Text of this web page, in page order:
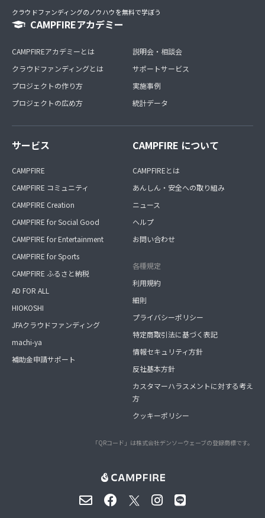
クラウドファンディングのノウハウを無料で学ぼう
CAMPFIREアカデミー
CAMPFIREアカデミーとは
クラウドファンディングとは
プロジェクトの作り方
プロジェクトの広め方
説明会・相談会
サポートサービス
実施事例
統計データ
サービス
CAMPFIRE
CAMPFIRE コミュニティ
CAMPFIRE Creation
CAMPFIRE for Social Good
CAMPFIRE for Entertainment
CAMPFIRE for Sports
CAMPFIRE ふるさと納税
AD FOR ALL
HIOKOSHI
JFAクラウドファンディング
machi-ya
補助金申請サポート
CAMPFIRE について
CAMPFIREとは
あんしん・安全への取り組み
ニュース
ヘルプ
お問い合わせ
各種規定
利用規約
細則
プライバシーポリシー
特定商取引法に基づく表記
情報セキュリティ方針
反社基本方針
カスタマーハラスメントに対する考え
方
クッキーポリシー
「QRコード」は株式会社デンソーウェーブの登録商標です。